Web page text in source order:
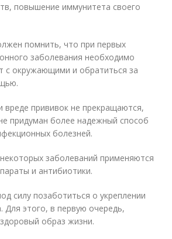
повышение иммунитета своего
помнить, что при первых
заболевания необходимо
с окружающими и обратиться за
вреде прививок не прекращаются,
придуман более надежный способ
болезней.
заболеваний применяются
и антибиотики.
силу позаботиться о укреплении
Для этого, в первую очередь,
образ жизни.